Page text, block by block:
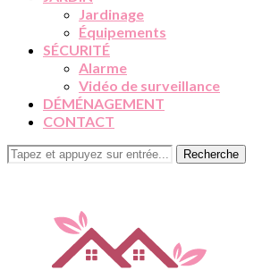
Jardinage
Équipements
SÉCURITÉ
Alarme
Vidéo de surveillance
DÉMÉNAGEMENT
CONTACT
Recherche